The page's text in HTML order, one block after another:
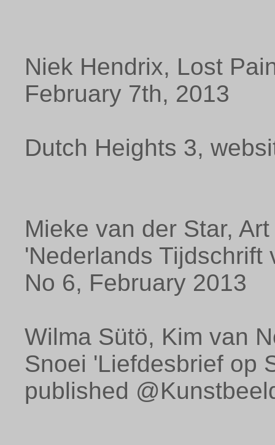
Niek Hendrix, Lost
February 7th, 2013
Dutch Heights 3,
Mieke van der Star,
'Nederlands Tijdschrift
No 6, February 2013
Wilma Sütö, Kim van
Snoei 'Liefdesbrief op
published